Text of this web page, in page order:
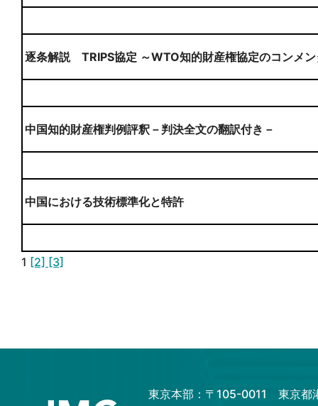
逐条解説 TRIPS協定 ～WTO知的財産権協定のコンメン
中国知的財産権判例評釈－判決全文の翻訳付き－
中国における技術標準化と特許
1 [2] [3]
東京本部：〒105-0011 東京都